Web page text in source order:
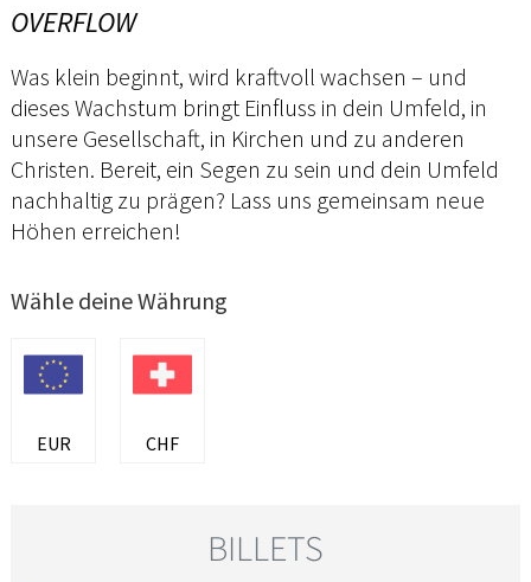
OVERFLOW
Was klein beginnt, wird kraftvoll wachsen – und
dieses Wachstum bringt Einfluss in dein Umfeld, in
unsere Gesellschaft, in Kirchen und zu anderen
Christen. Bereit, ein Segen zu sein und dein Umfeld
nachhaltig zu prägen? Lass uns gemeinsam neue
Höhen erreichen!
Wähle deine Währung
EUR CHF